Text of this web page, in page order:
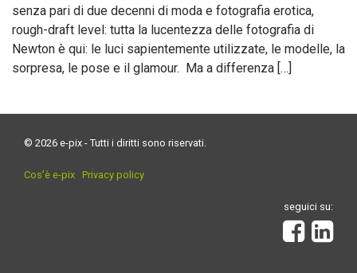
senza pari di due decenni di moda e fotografia erotica,
rough-draft level: tutta la lucentezza delle fotografia di
Newton è qui: le luci sapientemente utilizzate, le modelle, la
sorpresa, le pose e il glamour. Ma a differenza […]
© 2026 e-pix - Tutti i diritti sono riservati.
Cos’è e-pix Privacy policy
seguici su: